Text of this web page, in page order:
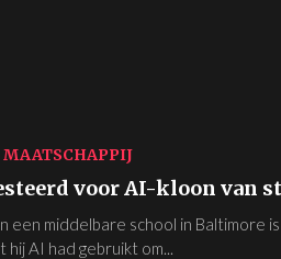
voor AI-kloon van
een middelbare school in Baltimore
AI had gebruikt om...